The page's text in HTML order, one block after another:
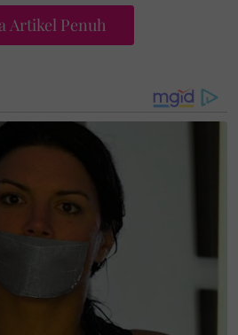
juga lebih dekat dengan
suasana
dan mesra pelanggan
Salamah cawangan Ampang,
majlis perasmian yang
9 Mei ini turut disusun
santai untuk seisi keluarga.
Artikel Penuh